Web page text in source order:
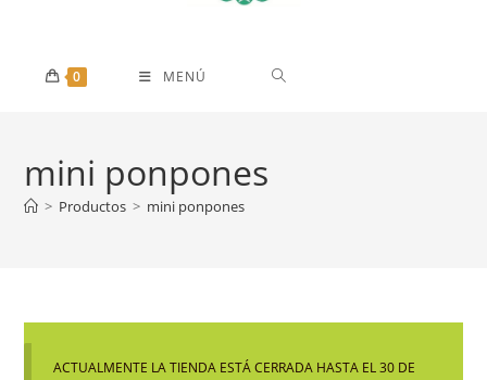
0 MENÚ
mini ponpones
> Productos > mini ponpones
ACTUALMENTE LA TIENDA ESTÁ CERRADA HASTA EL 30 DE